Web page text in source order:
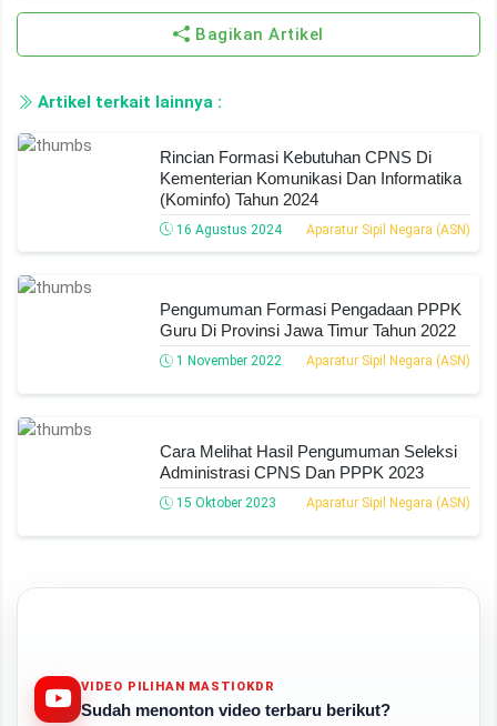
Bagikan Artikel
Artikel terkait lainnya :
Rincian Formasi Kebutuhan CPNS Di
Kementerian Komunikasi Dan Informatika
(Kominfo) Tahun 2024
16 Agustus 2024 Aparatur Sipil Negara (ASN)
Pengumuman Formasi Pengadaan PPPK
Guru Di Provinsi Jawa Timur Tahun 2022
1 November 2022 Aparatur Sipil Negara (ASN)
Cara Melihat Hasil Pengumuman Seleksi
Administrasi CPNS Dan PPPK 2023
15 Oktober 2023 Aparatur Sipil Negara (ASN)
VIDEO PILIHAN MASTIOKDR
Sudah menonton video terbaru berikut?